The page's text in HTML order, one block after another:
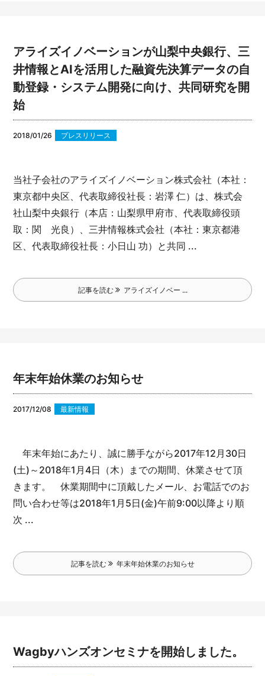
アライズイノベーションが山梨中央銀行、三
井情報とAIを活用した融資先決算データの自
動登録・システム開発に向け、共同研究を開
始
2018/01/26 プレスリリース
当社子会社のアライズイノベーション株式会社（本社：
東京都中央区、代表取締役社長：岩澤 仁）は、株式会
社山梨中央銀行（本店：山梨県甲府市、代表取締役頭
取：関 光良）、三井情報株式会社（本社：東京都港
区、代表取締役社長：小日山 功）と共同 ...
記事を読む アライズイノベー ...
年末年始休業のお知らせ
2017/12/08 最新情報
年末年始にあたり、誠に勝手ながら2017年12月30日
(土)～2018年1月4日（木）までの期間、休業させて頂
きます。
休業期間中に頂戴したメール、お電話でのお
問い合わせ等は2018年1月5日(金)午前9:00以降より順
次 ...
記事を読む 年末年始休業のお知らせ
Wagbyハンズオンセミナを開始しました。